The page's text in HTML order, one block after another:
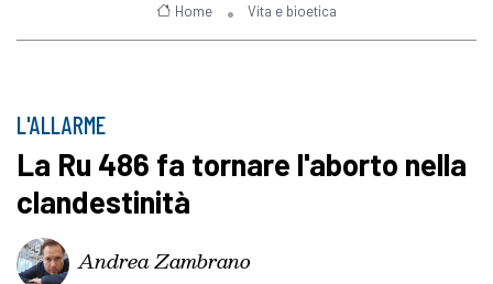
Home Vita e bioetica
L'ALLARME
La Ru 486 fa tornare l'aborto nella
clandestinità
Andrea Zambrano